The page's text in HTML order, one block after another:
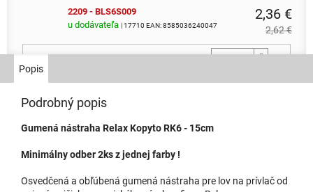
2209 - BLS6S009
u dodávateľa | 17710 EAN:8585036240047
2,36 €
2,62 €
2214 - BLS6S014
skladom
| 17715
Môžeme doručiť do: 11.8.2026
Popis
Podrobný popis
Gumená nástraha Relax Kopyto RK6 - 15cm
Minimálny odber 2ks z jednej farby !
Osvedčená a obľúbená gumená nástraha pre lov na prívlač od